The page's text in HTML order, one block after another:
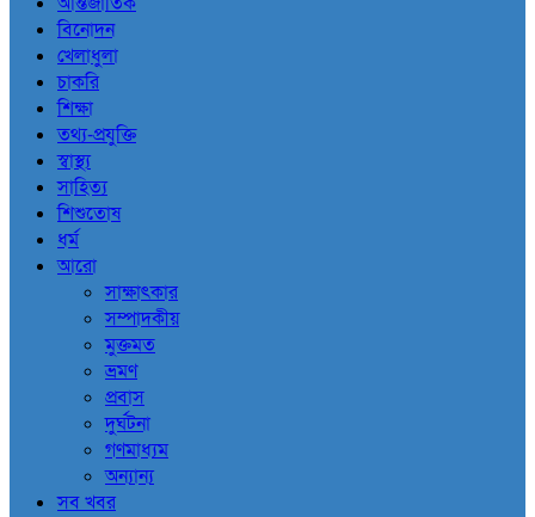
বিনোদন
খেলাধুলা
চাকরি
শিক্ষা
তথ্য-প্রযুক্তি
স্বাস্থ্য
সাহিত্য
শিশুতোষ
ধর্ম
আরো
সাক্ষাৎকার
সম্পাদকীয়
মুক্তমত
ভ্রমণ
প্রবাস
দুর্ঘটনা
গণমাধ্যম
অন্যান্য
সব খবর